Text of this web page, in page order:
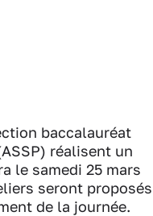
baccalauréat
réalisent un
le samedi 25 mars
seront
de la journée.